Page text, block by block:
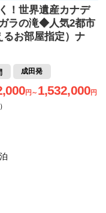
！世界遺産カナデ
ラの滝◆人気2都市
るお部屋指定）ナ
成田発
円～ 1,532,000円